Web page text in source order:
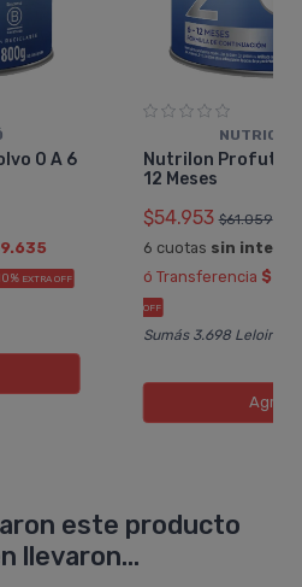
0 A 6
EXTRA OFF
NUTRICIA
Nutrilon
12 Meses
$54.953 $61.059
6 cuotas sin interés
ó Transferencia
OFF
Sumás 3.698 Leloir$
este producto
llevaron...